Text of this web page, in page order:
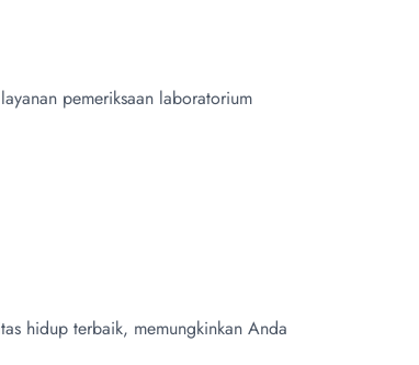
pemeriksaan laboratorium
hidup terbaik, memungkinkan Anda